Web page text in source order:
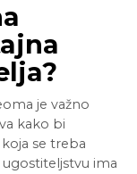
je važno
kako bi
se treba
ugostiteljstvu ima